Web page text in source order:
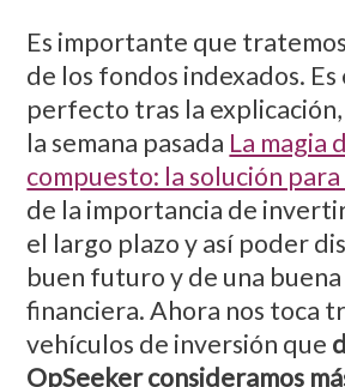
Es importante que
de los fondos indexados.
perfecto tras la
la semana pasada La magia
compuesto: la solución
de la importancia de
el largo plazo y así poder
buen futuro y de una buena
financiera. Ahora nos toca
vehículos de inversión que
OpSeeker consideramos